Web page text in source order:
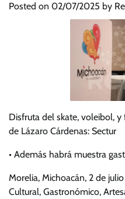
Posted on 02/07/2025 by
Disfruta del skate, voleibol,
de Lázaro Cárdenas: Sectur
• Además habrá muestra
Morelia, Michoacán, 2 de
Cultural, Gastronómico,